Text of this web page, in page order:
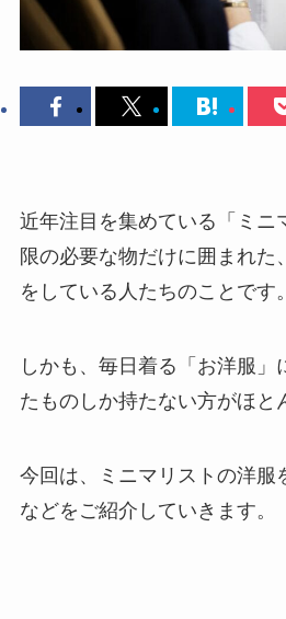
近年注目を集めている「ミニ
限の必要な物だけに囲まれた
をしている人たちのことです。
しかも、毎日着る「お洋服」
たものしか持たない方がほと
今回は、ミニマリストの洋服
などをご紹介していきます。